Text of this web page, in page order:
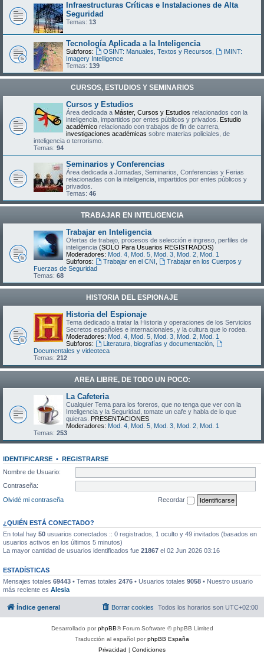
Infraestructuras Críticas e Instalaciones de Alta
Seguridad
Temas: 13
Tecnología Aplicada a la Inteligencia
Subforos: OSINT: Manuales, Textos y Recursos
IMINT:
Imagery Intelligence
Temas: 139
CURSOS, ESTUDIOS Y SEMINARIOS
Cursos y Estudios
Área dedicada a Máster, Cursos y Estudios relacionados con la
inteligencia, impartidos por entes públicos y privados. Estudio
académico relacionado con trabajos de fin de carrera,
investigaciones académicas sobre materias policiales, de
inteligencia o terrorismo.
Temas: 94
Seminarios y Conferencias
Área dedicada a Jornadas, Seminarios, Conferencias y Ferias
relacionadas con la inteligencia, impartidos por entes públicos y
privados.
Temas: 46
TRABAJAR EN INTELIGENCIA
Trabajar en Inteligencia
Ofertas de trabajo, procesos de selección e ingreso, perfiles de
inteligencia (SOLO Para Usuarios REGISTRADOS)
Moderadores: Mod. 4 Mod. 5 Mod. 3 Mod. 2 Mod. 1
Subforos:
Trabajar en el CNI
Trabajar en los Cuerpos y
Fuerzas de Seguridad
Temas: 68
HISTORIA DEL ESPIONAJE
Historia del Espionaje
Tema dedicado a tratar la Historia y operaciones de los Servicios
Secretos españoles e internacionales, y la cultura que lo rodea.
Moderadores: Mod. 4 Mod. 5 Mod. 3 Mod. 2 Mod. 1
Subforos:
Literatura, biografías y documentación,
Documentales y videoteca
Temas: 212
AREA LIBRE, DE TODO UN POCO:
La Cafeteria
Cualquier Tema para los foreros, que no tenga que ver con la
Inteligencia y la Seguridad, tomate un cafe y habla de lo que
quieras. PRESENTACIONES
Moderadores: Mod. 4 Mod. 5 Mod. 3 Mod. 2 Mod. 1
Temas: 253
IDENTIFICARSE • REGISTRARSE
Nombre de Usuario:
Contraseña:
Olvidé mi contraseña
Recordar
¿QUIÉN ESTÁ CONECTADO?
En total hay 50 usuarios conectados :: 0 registrados, 1 oculto y 49 invitados (basados en
usuarios activos en los últimos 5 minutos)
La mayor cantidad de usuarios identificados fue 21867 el 02 Jun 2026 03:16
ESTADÍSTICAS
Mensajes totales 69443 • Temas totales 2476 • Usuarios totales 9058 • Nuestro usuario
más reciente es Alesia
Índice general Todos los horarios son UTC+02:00
Borrar cookies
Desarrollado porphpBB® Forum Software © phpBB Limited
Traducción al español porphpBB España
Privacidad | Condiciones